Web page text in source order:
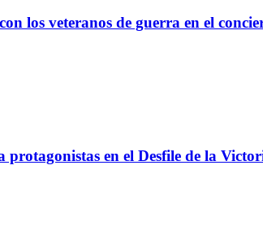
los veteranos de guerra en el
en el Desfile de la